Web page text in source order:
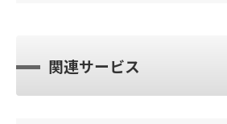
関連サービス